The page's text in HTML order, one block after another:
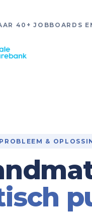
40+ JOBBOARDS
PROBLEEM &